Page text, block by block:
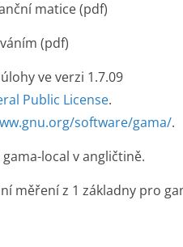
matice (pdf)
(pdf)
ve verzi 1.7.09
Public License.
software/gama/.
local v angličtině.
měření z 1 základny pro